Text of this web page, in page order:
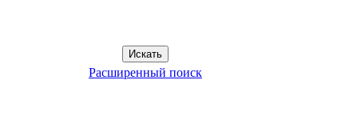
Расширенный поиск